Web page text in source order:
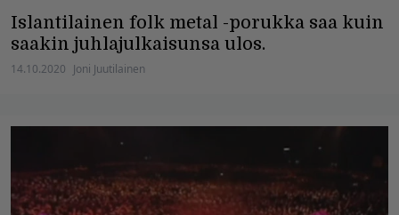
Islantilainen folk metal -porukka saa kuin
saakin juhlajulkaisunsa ulos.
14.10.2020 Joni Juutilainen